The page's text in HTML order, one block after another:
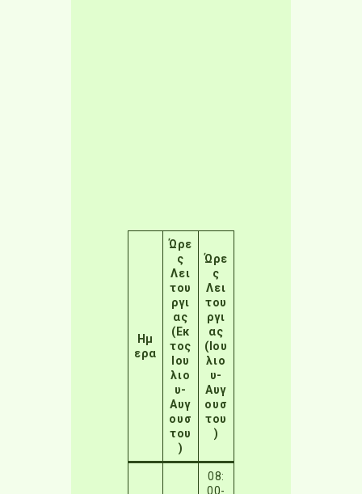
Ημ
ερα
Ώρε
ς
Λει
του
ργι
ας
(Εκ
τος
Ιου
λιο
υ-
Αυγ
ουσ
του
)
Ώρε
ς
Λει
του
ργι
ας
(Ιου
λιο
υ-
Αυγ
ουσ
του
)
08:
00-